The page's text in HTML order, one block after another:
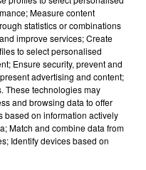
Measure content
statistics or combinations
improve services; Create
to select personalised
Ensure security, prevent and
advertising and content;
These technologies may
and browsing data to offer
based on information actively
Match and combine data from
Identify devices based on